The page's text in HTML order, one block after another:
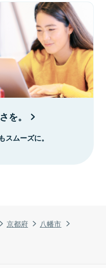
京都府
八幡市
を。
ムーズに。